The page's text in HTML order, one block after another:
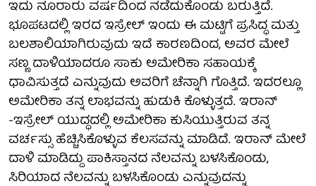
ಇದು ನೂರಾರು ವರ್ಷದಿಂದ ನಡೆದುಕೊಂಡು ಬರುತ್ತಿದೆ.
ಭೂಪಟದಲ್ಲಿ ಇರದ ಇಸ್ರೇಲ್ ಇಂದು ಈ ಮಟ್ಟಿಗೆ ಪ್ರಸಿದ್ಧ ಮತ್ತು
ಬಲಶಾಲಿಯಾಗಿರುವುದು ಇದೆ ಕಾರಣದಿಂದ, ಅವರ ಮೇಲೆ
ಸಣ್ಣ ದಾಳಿಯಾದರೂ ಸಾಕು ಅಮೇರಿಕಾ ಸಹಾಯಕ್ಕೆ
ಧಾವಿಸುತ್ತದೆ ಎನ್ನುವುದು ಅವರಿಗೆ ಚೆನ್ನಾಗಿ ಗೊತ್ತಿದೆ. ಇದರಲ್ಲೂ
ಅಮೇರಿಕಾ ತನ್ನ ಲಾಭವನ್ನು ಹುಡುಕಿ ಕೊಳ್ಳುತ್ತದೆ. ಇರಾನ್
-ಇಸ್ರೇಲ್ ಯುದ್ಧದಲ್ಲಿ ಅಮೇರಿಕಾ ಕುಸಿಯುತ್ತಿರುವ ತನ್ನ
ವರ್ಚಸ್ಸು ಹೆಚ್ಚಿಸಿಕೊಳ್ಳುವ ಕೆಲಸವನ್ನು ಮಾಡಿದೆ. ಇರಾನ್ ಮೇಲೆ
ದಾಳಿ ಮಾಡಿದ್ದು ಪಾಕಿಸ್ತಾನದ ನೆಲವನ್ನು ಬಳಸಿಕೊಂಡು,
ಸಿರಿಯಾದ ನೆಲವನ್ನು ಬಳಸಿಕೊಂಡು ಎನ್ನುವುದನ್ನು